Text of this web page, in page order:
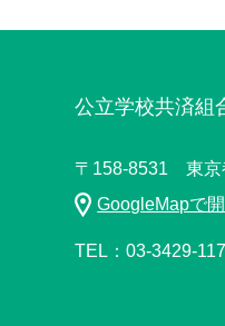
公立学校共済組
〒158-8531 東京
GoogleMapで開
TEL：03-3429-